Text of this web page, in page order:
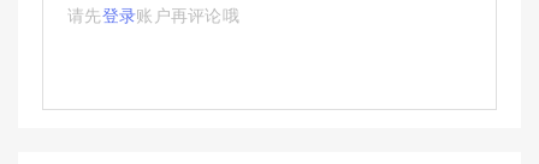
请先登录账户再评论哦